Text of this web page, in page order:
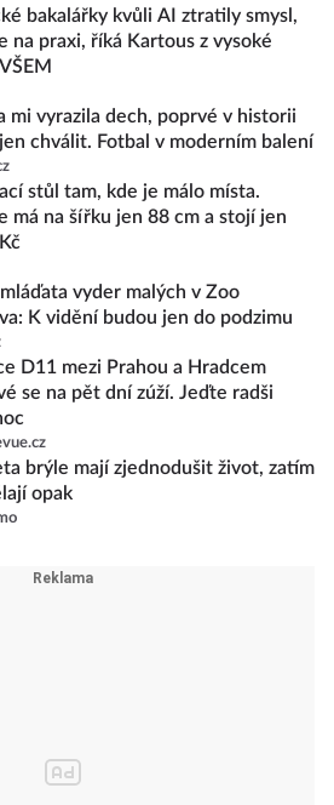
bakalářky kvůli AI ztratily smysl,
na praxi, říká Kartous z vysoké
mi vyrazila dech, poprvé v historii
chválit. Fotbal v moderním balení
stůl tam, kde je málo místa.
má na šířku jen 88 cm a stojí jen
vyder malých v Zoo
K vidění budou jen do podzimu
D11 mezi Prahou a Hradcem
se na pět dní zúží. Jeďte radši
brýle mají zjednodušit život, zatím
opak